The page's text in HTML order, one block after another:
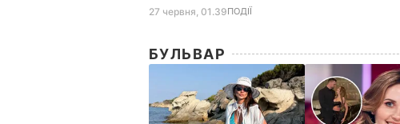
27 червня, 01.39ПОДІЇ
БУЛЬВАР